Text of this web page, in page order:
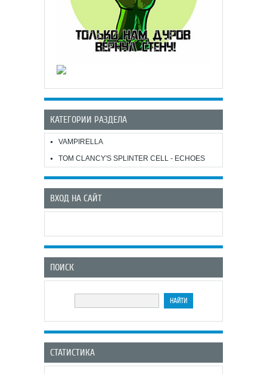
КАТЕГОРИИ РАЗДЕЛА
VAMPIRELLA
TOM CLANCY'S SPLINTER CELL - ECHOES
ВХОД НА САЙТ
ПОИСК
СТАТИСТИКА